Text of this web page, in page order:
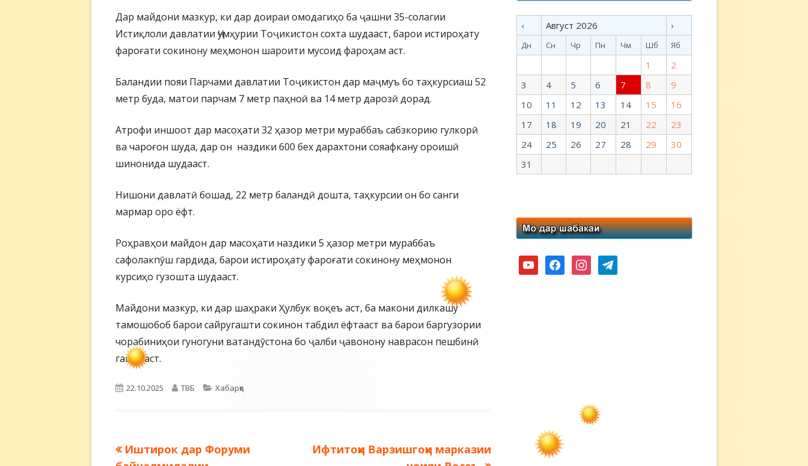
Дар майдони мазкур, ки дар доираи омодагиҳо ба ҷашни 35-солагии
Истиқлоли давлатии Ҷумҳурии Тоҷикистон сохта шудааст, барои истироҳату
фароғати сокинону меҳмонон шароити мусоид фароҳам аст.
Баландии пояи Парчами давлатии Тоҷикистон дар маҷмуъ бо таҳкурсиаш 52
метр буда, матои парчам 7 метр паҳноӣ ва 14 метр дарозӣ дорад.
Атрофи иншоот дар масоҳати 32 ҳазор метри мураббаъ сабзкорию гулкорӣ
ва чароғон шуда, дар он наздики 600 бех дарахтони сояафкану ороишӣ
шинонида шудааст.
Нишони давлатӣ бошад, 22 метр баландӣ дошта, таҳкурсии он бо санги
мармар оро ёфт.
Роҳравҳои майдон дар масоҳати наздики 5 ҳазор метри мураббаъ
сафолакпӯш гардида, барои истироҳату фароғати сокинону меҳмонон
курсиҳо гузошта шудааст.
Майдони мазкур, ки дар шаҳраки Ҳулбук воқеъ аст, ба макони дилкашу
тамошобоб барои сайругашти сокинон табдил ёфтааст ва барои баргузории
чорабиниҳои гуногуни ватандӯстона бо ҷалби ҷавонону наврасон пешбинӣ
гаштааст.
Опубликовано
22.10.2025 Автор
ТВБ Рубрики
Хабарҳо
Навигация
Предыдущая
Иштирок дар Форуми
Следующая
Ифтитоҳи Варзишгоҳи марказии
‹ Август 2026 ›
Дн Сн Чр Пн Чм Шб Яб
1
2
3
4 5 6 7 8
9
10
11 12 13 14 15
16
17
18 19 20 21 22
23
24
25 26 27 28 29
30
31
youtubefacebookinstagramtelegram